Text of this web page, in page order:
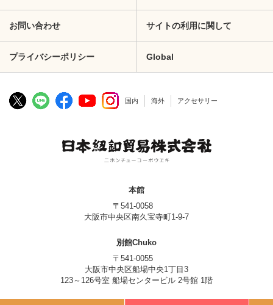
お問い合わせ サイトの利用に関して
プライバシーポリシー Global
国内 海外 アクセサリー
本館
〒541-0058
大阪市中央区南久宝寺町1-9-7
別館Chuko
〒541-0055
大阪市中央区船場中央1丁目3
123～126号室 船場センタービル 2号館 1階